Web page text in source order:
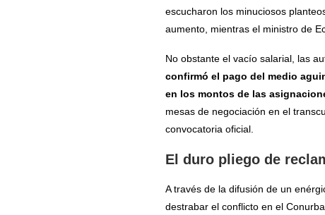
escucharon los minuciosos
aumento, mientras el ministro de
No obstante el vacío salarial, las
confirmó el pago del medio
en los montos de las
mesas de negociación en el
convocatoria oficial.
El duro pliego de
A través de la difusión de un
destrabar el conflicto en el